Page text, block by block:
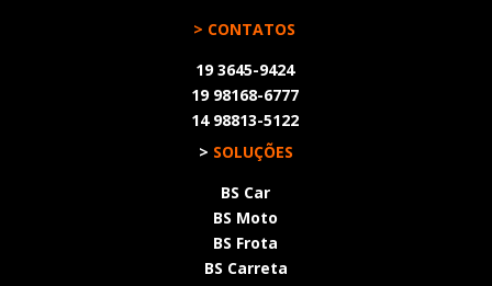
> CONTATOS
19 3645-9424
19 98168-6777
14 98813-5122
> SOLUÇÕES
BS Car
BS Moto
BS Frota
BS Carreta